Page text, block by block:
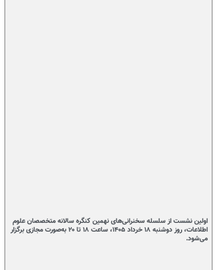
اولین نشست از سلسله سخنرانی‌های نهمین کنگره سالانه متخصصان علوم
اطلاعات، روز دوشنبه ۱۸ خرداد ۱۴۰۵، ساعت ۱۸ تا ۲۰ به‌صورت مجازی برگزار
می‌شود.